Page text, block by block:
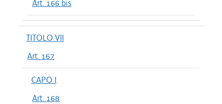
Art. 166 bis
TITOLO VII
Art. 167
CAPO I
Art. 168